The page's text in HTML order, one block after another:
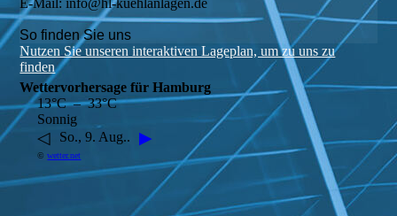
E-Mail: info@hl-kuehlanlagen.de
So finden Sie uns
Nutzen Sie unseren interaktiven La­ge­plan, um zu uns zu
finden
Wettervorhersage für Hamburg
13°C – 33°C
Sonnig
◁ So., 9. Aug.. ▶
©wetter.net